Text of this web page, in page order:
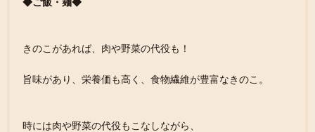
きのこがあれば、肉や野菜の代役も！
旨味があり、栄養価も高く、食物繊維が豊富なきのこ。
時には肉や野菜の代役もこなしながら、